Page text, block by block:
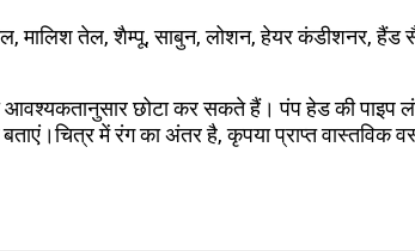
मालिश तेल, शैम्पू, साबुन, लोशन, हेयर कंडीशनर, हैंड
छोटा कर सकते हैं। पंप हेड की पाइप
में रंग का अंतर है, कृपया प्राप्त वास्तविक